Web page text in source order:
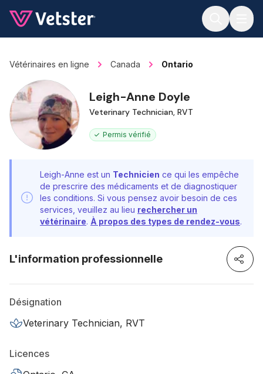
Vétérinaires en ligne Canada Ontario
Leigh-Anne Doyle
Veterinary Technician, RVT
Permis vérifié
Leigh-Anne est un Technicien ce qui les empêche
de prescrire des médicaments et de diagnostiquer
les conditions. Si vous pensez avoir besoin de ces
services, veuillez au lieu rechercher un
vétérinaire. À propos des types de rendez-vous.
L'information professionnelle
Désignation
Veterinary Technician, RVT
Licences